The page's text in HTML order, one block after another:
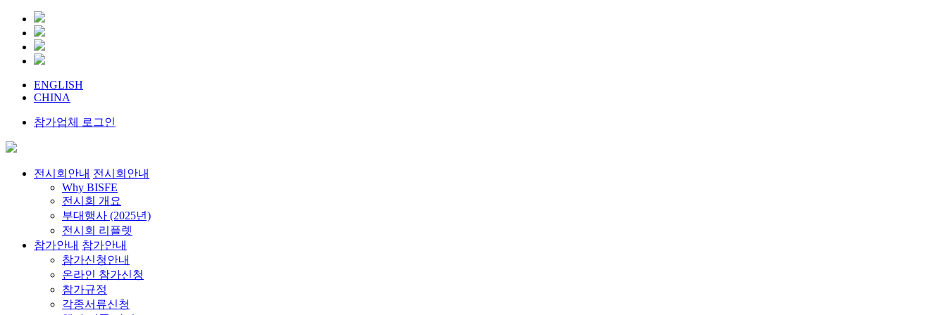
ENGLISH
CHINA
참가업체 로그인
전시회안내 전시회안내
Why BISFE
전시회 개요
부대행사 (2025년)
전시회 리플렛
참가안내 참가안내
참가신청안내
온라인 참가신청
참가규정
각종서류신청